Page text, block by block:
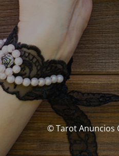
© Tarot Anuncios